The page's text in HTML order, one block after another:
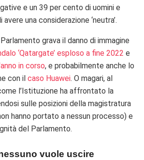
e un 39 per cento di uomini e
una considerazione ‘neutra’.
grava il danno di immagine
‘Qatargate’ esploso a fine 2022 e
in corso, e probabilmente anche lo
con il caso Huawei. O magari, al
l’Istituzione ha affrontato la
sulle posizioni della magistratura
hanno portato a nessun processo) e
del Parlamento.
vuole uscire